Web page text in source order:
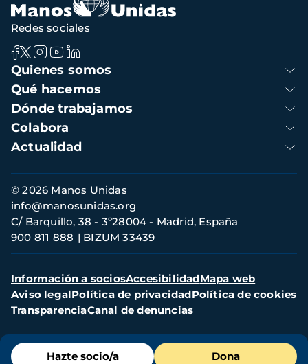
Menú
Hazte socio/a Dona
Navegación
principal
Quienes somos
Qué hacemos
Dónde trabajamos
Colabora
Actualidad
Redes sociales
Información
de
contacto
© 2026 Manos Unidas
C/ Barquillo, 38 - 3º28004 - Madrid, España
900 811 888
BIZUM 33439
info@manosunidas.org
Menú
secundario
Información a sociosAccesibilidadMapa web
Aviso legalPolítica de privacidadPolítica de cookies
TransparenciaCanal de denuncias